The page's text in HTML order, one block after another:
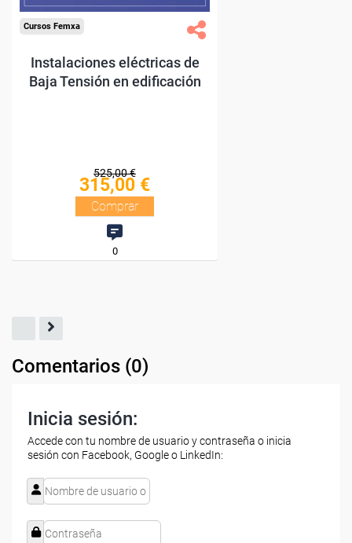
Comentarios (0)
Inicia sesión:
Accede con tu nombre de usuario y contraseña o inicia
sesión con Facebook, Google o LinkedIn: